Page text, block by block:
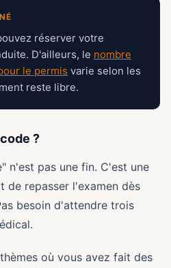
réserver votre
D'ailleurs, le nombre
le permis varie selon les
reste libre.
?
n'est pas une fin. C'est une
de repasser l'examen dès
besoin d'attendre trois
où vous avez fait des